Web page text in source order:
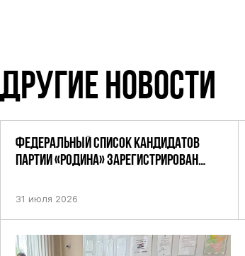
ДРУГИЕ НОВОСТИ
ФЕДЕРАЛЬНЫЙ СПИСОК КАНДИДАТОВ
ПАРТИИ «РОДИНА» ЗАРЕГИСТРИРОВАН
31 июля 2026